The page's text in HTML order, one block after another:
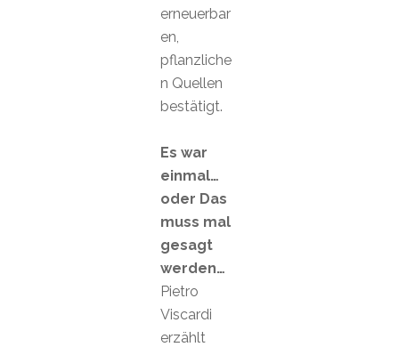
erneuerbar
en,
pflanzliche
n Quellen
bestätigt.
Es war
einmal…
oder Das
muss mal
gesagt
werden…
Pietro
Viscardi
erzählt